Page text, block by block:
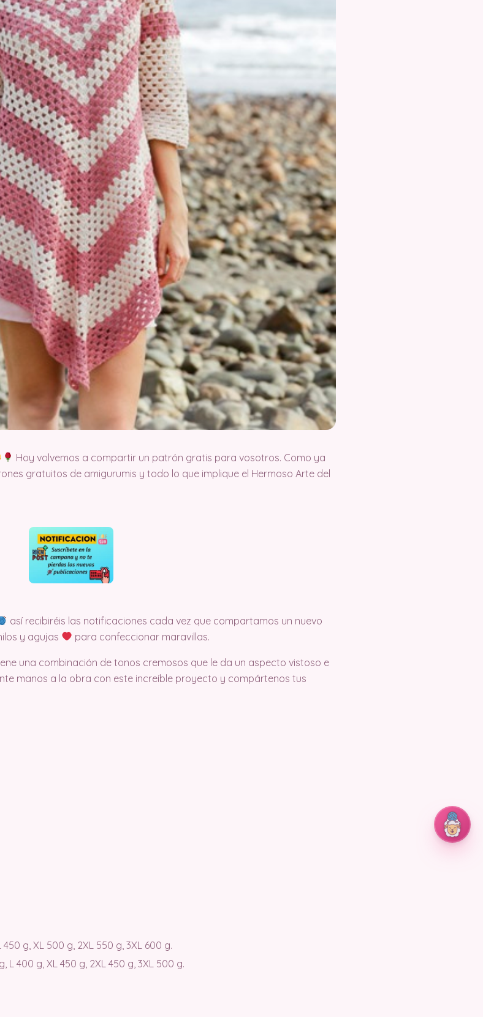
Hoy volvemos a compartir un patrón gratis para vosotros. Como ya
gratuitos de amigurumis y todo lo que implique el Hermoso Arte del
así recibiréis las notificaciones cada vez que compartamos un nuevo
y agujas
para confeccionar maravillas.
una combinación de tonos cremosos que le da un aspecto vistoso e
manos a la obra con este increíble proyecto y compártenos tus
g, XL 500 g, 2XL 550 g, 3XL 600 g.
L 400 g, XL 450 g, 2XL 450 g, 3XL 500 g.